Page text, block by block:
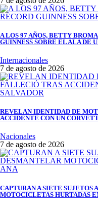
A LOS 97 AÑOS, BETTY
GUINNESS SOBRE EL ALA DE
Internacionales
7 de agosto de 2026
REVELAN IDENTIDAD DE
ACCIDENTE CON UN
Nacionales
7 de agosto de 2026
CAPTURAN A SIETE SUJETOS
MOTOCICLETAS HURTADAS